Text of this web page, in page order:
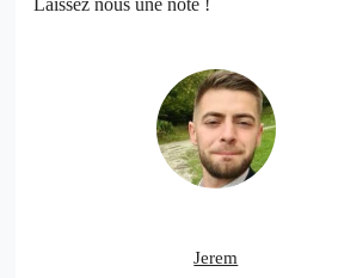
Laissez nous une note !
Jerem